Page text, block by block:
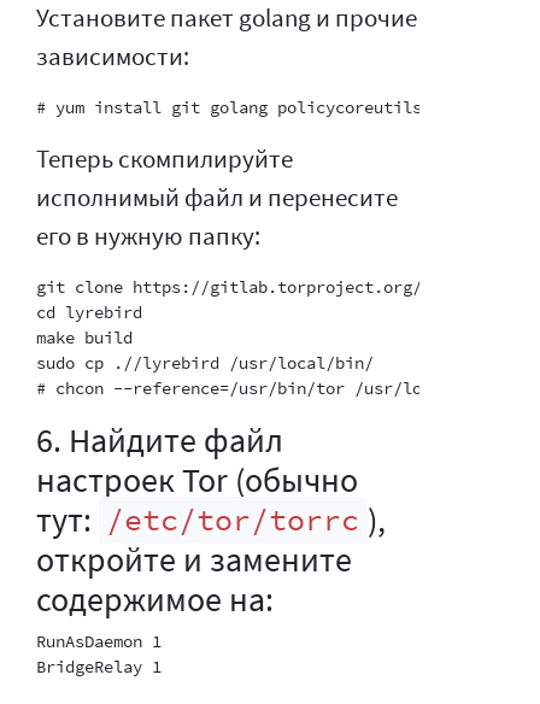
Установите пакет golang и прочие
зависимости:
Теперь скомпилируйте
исполнимый файл и перенесите
его в нужную папку:
git clone https://gitlab.torproject.org/tpo/anti-
cd lyrebird
make build
sudo cp .//lyrebird /usr/local/bin/
6. Найдите файл
настроек Tor (обычно
тут: /etc/tor/torrc ),
откройте и замените
содержимое на:
RunAsDaemon 1
BridgeRelay 1